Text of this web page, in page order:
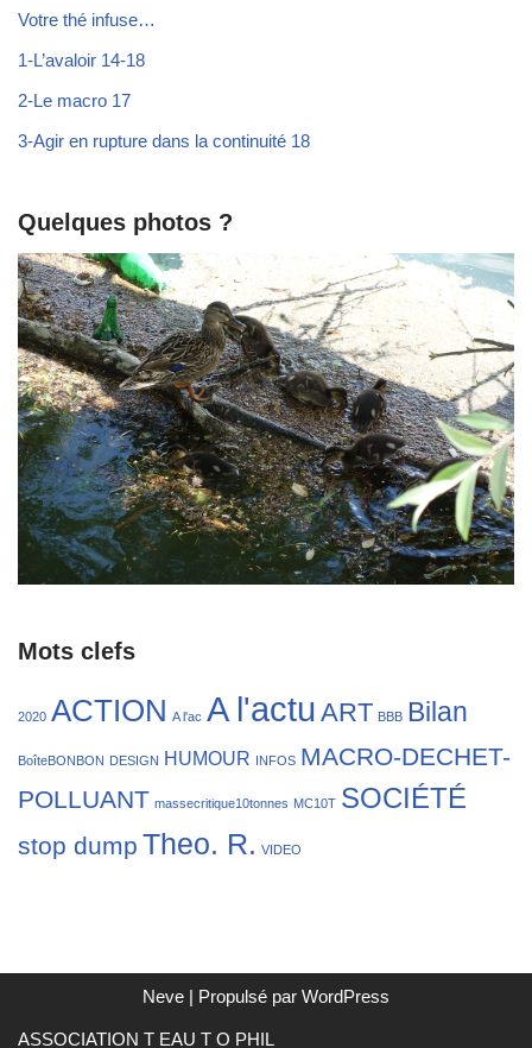
Votre thé infuse…
1-L’avaloir 14-18
2-Le macro 17
3-Agir en rupture dans la continuité 18
Quelques photos ?
Mots clefs
2020 ACTION A l'ac A l'actu ART BBB Bilan
BoîteBONBON DESIGN HUMOUR INFOS MACRO-DECHET-
POLLUANT massecritique10tonnes MC10T SOCIÉTÉ
stop dump Theo. R. VIDEO
Neve | Propulsé par WordPress
ASSOCIATION T EAU T O PHIL